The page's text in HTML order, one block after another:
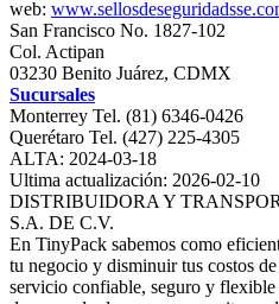
web:
San Francisco No. 1827-102
Col. Actipan
03230 Benito Juárez, CDMX
Sucursales
Monterrey Tel. (81) 6346-0426
Querétaro Tel. (427) 225-4305
ALTA: 2024-03-18
Ultima actualización: 2026-02-10
DISTRIBUIDORA Y
S.A. DE C.V.
En TinyPack sabemos como
tu negocio y disminuir tus costos
servicio confiable, seguro y flexible